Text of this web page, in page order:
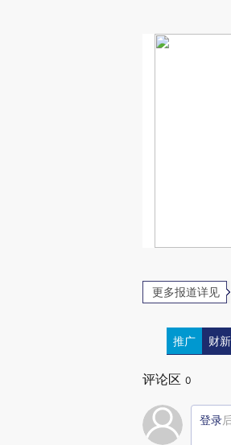
更多报道详见
推广 财
评论区 0
登录